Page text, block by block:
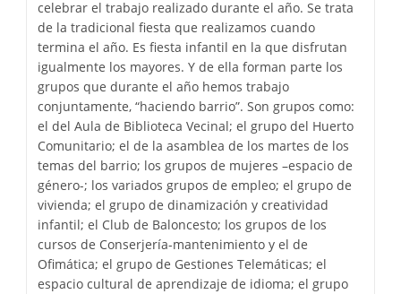
celebrar el trabajo realizado durante el año. Se trata
de la tradicional fiesta que realizamos cuando
termina el año. Es fiesta infantil en la que disfrutan
igualmente los mayores. Y de ella forman parte los
grupos que durante el año hemos trabajo
conjuntamente, “haciendo barrio”. Son grupos como:
el del Aula de Biblioteca Vecinal; el grupo del Huerto
Comunitario; el de la asamblea de los martes de los
temas del barrio; los grupos de mujeres –espacio de
género-; los variados grupos de empleo; el grupo de
vivienda; el grupo de dinamización y creatividad
infantil; el Club de Baloncesto; los grupos de los
cursos de Conserjería-mantenimiento y el de
Ofimática; el grupo de Gestiones Telemáticas; el
espacio cultural de aprendizaje de idioma; el grupo